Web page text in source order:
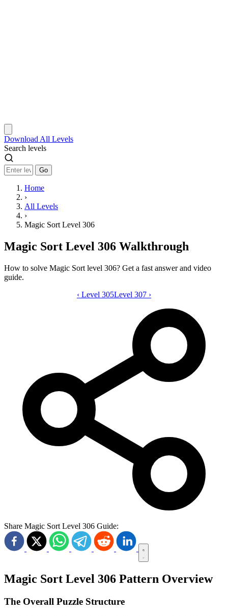
Download All Levels
Search levels
Go
Home
›
All Levels
›
Magic Sort Level 306
Magic Sort Level 306 Walkthrough
How to solve Magic Sort level 306? Get a fast answer and video
guide.
Magic Sort level 306 video guide
‹ Level 305Level 307 ›
Share Magic Sort Level 306 Guide:
Magic Sort Level 306 Pattern Overview
The Overall Puzzle Structure